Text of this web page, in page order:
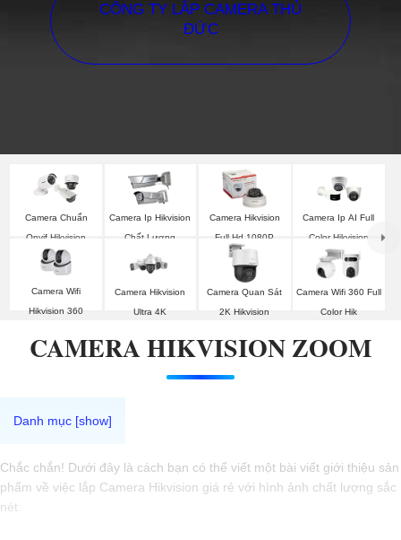
CÔNG TY LẮP CAMERA THỦ
ĐỨC
Camera Chuẩn
Onvif Hikvision
Camera Ip Hikvision
Chất Lượng
Camera Hikvision
Full Hd 1080P
Camera Ip AI Full
Color Hikvision
Camera Wifi
Hikvision 360
Camera Hikvision
Ultra 4K
Camera Quan Sát
2K Hikvision
Camera Wifi 360 Full
Color Hik
CAMERA HIKVISION ZOOM
Chắc chắn! Dưới đây là cách bạn có thể viết một bài viết giới thiệu sản
phẩm về việc lắp Camera Hikvision giá rẻ với hình ảnh chất lượng sắc
nét: